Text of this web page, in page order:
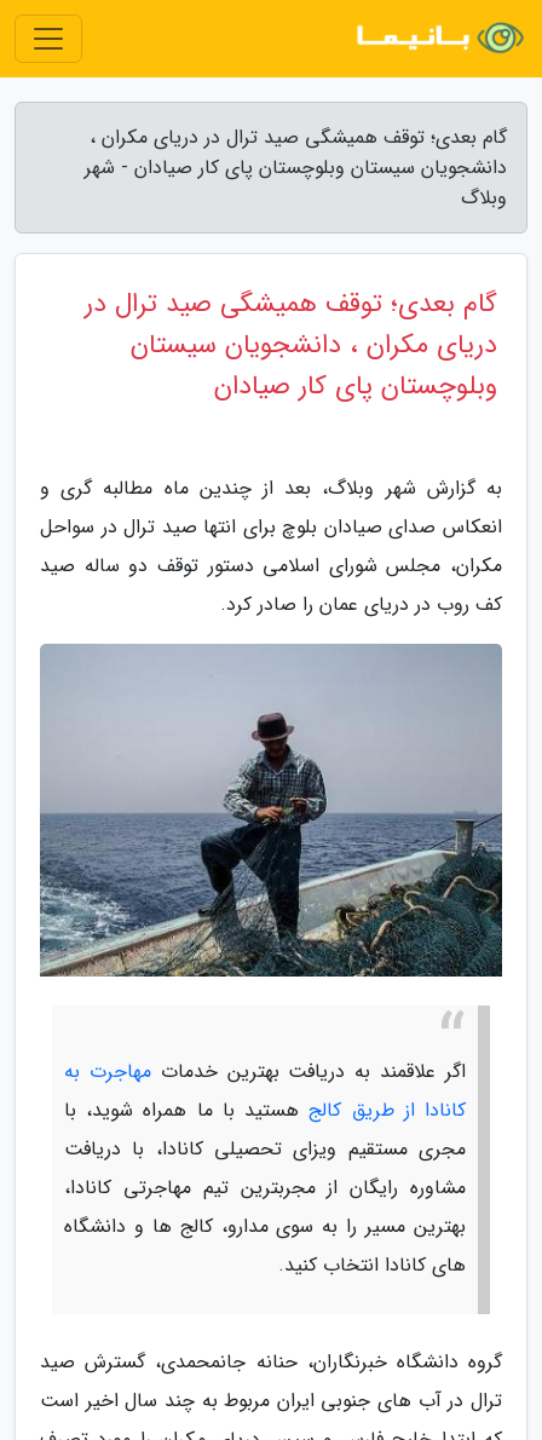
گام بعدی؛ توقف همیشگی صید ترال در دریای مکران ،
دانشجویان سیستان وبلوچستان پای کار صیادان - شهر
وبلاگ
گام بعدی؛ توقف همیشگی صید ترال در
دریای مکران ، دانشجویان سیستان
وبلوچستان پای کار صیادان
به گزارش شهر وبلاگ، بعد از چندین ماه مطالبه گری و
انعکاس صدای صیادان بلوچ برای انتها صید ترال در سواحل
مکران، مجلس شورای اسلامی دستور توقف دو ساله صید
کف روب در دریای عمان را صادر کرد.
اگر علاقمند به دریافت بهترین خدماتمهاجرت به
کانادا از طریق کالجهستید با ما همراه شوید، با
مجری مستقیم ویزای تحصیلی کانادا، با دریافت
مشاوره رایگان از مجربترین تیم مهاجرتی کانادا،
بهترین مسیر را به سوی مدارو، کالج ها و دانشگاه
های کانادا انتخاب کنید.
گروه دانشگاه خبرنگاران، حنانه جانمحمدی، گسترش صید
ترال در آب های جنوبی ایران مربوط به چند سال اخیر است